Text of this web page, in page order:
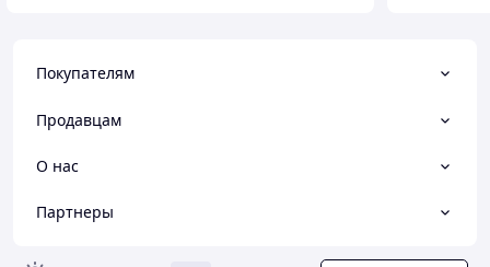
Покупателям
Продавцам
О нас
Партнеры